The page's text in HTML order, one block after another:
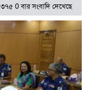
৩৭৫ 0 বার সংবাদি দেখেছে